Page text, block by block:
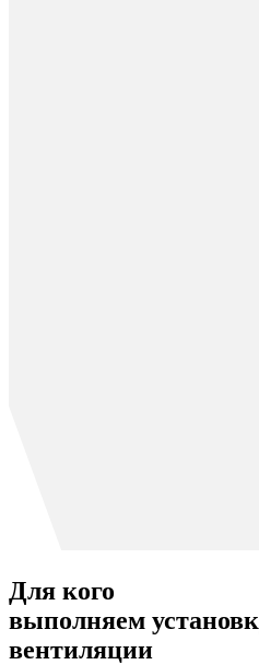
Для кого
выполняем
вентиляции